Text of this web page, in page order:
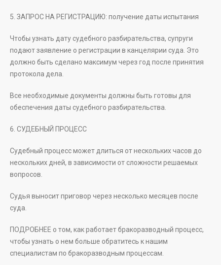
5. ЗАПРОС НА РЕГИСТРАЦИЮ: получение даты испытания
Чтобы узнать дату судебного разбирательства, супруги
подают заявление о регистрации в канцелярии суда. Это
должно быть сделано максимум через год после принятия
протокола дела.
Все необходимые документы должны быть готовы для
обеспечения даты судебного разбирательства.
6. СУДЕБНЫЙ ПРОЦЕСС
Судебный процесс может длиться от нескольких часов до
нескольких дней, в зависимости от сложности решаемых
вопросов.
Судья выносит приговор через несколько месяцев после
суда.
ПОДРОБНЕЕ о том, как работает бракоразводный процесс,
чтобы узнать о нем больше обратитесь к нашим
специалистам по бракоразводным процессам.